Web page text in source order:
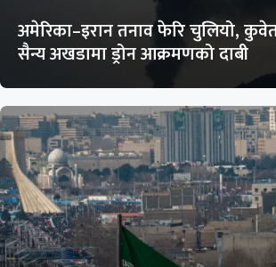
अमेरिका–इरान तनाव फेरि चुलियो,
सैन्य अखडामा ड्रोन आक्रमणको दाबी